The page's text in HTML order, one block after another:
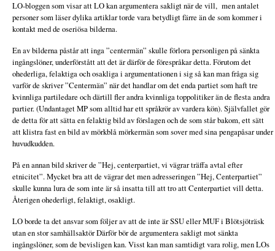
LO-bloggen som visar att LO kan argumentera sakligt när de vill, men antalet
personer som läser dylika artiklar torde vara betydligt färre än de som kommer i
kontakt med de oseriösa bilderna.
En av bilderna påstår att inga ”centermän” skulle förlora personligen på sänkta
ingångslöner, underförstått att det är därför de förespråkar detta. Förutom det
ohederliga, felaktiga och osakliga i argumentationen i sig så kan man fråga sig
varför de skriver ”Centermän” när det handlar om det enda partiet som haft tre
kvinnliga partiledare och därtill fler andra kvinnliga toppolitiker än de flesta andra
partier. (Undantaget MP som alltid har ett språkrör av vardera kön). Självfallet gör
de detta för att sätta en felaktig bild av förslagen och de som står bakom, ett sätt
att klistra fast en bild av mörkblå mörkermän som sover med sina pengapåsar under
huvudkudden.
På en annan bild skriver de ”Hej, centerpartiet, vi vägrar träffa avtal efter
etnicitet”. Mycket bra att de vägrar det men adresseringen ”Hej, Centerpartiet”
skulle kunna lura de som inte är så insatta till att tro att Centerpartiet vill detta.
Återigen ohederligt, felaktigt, osakligt.
LO borde ta det ansvar som följer av att de inte är SSU eller MUF i Blötsjöträsk
utan en stor samhällsaktör Därför bör de argumentera sakligt mot sänkta
ingångslöner, som de bevisligen kan. Visst kan man samtidigt vara rolig, men LOs